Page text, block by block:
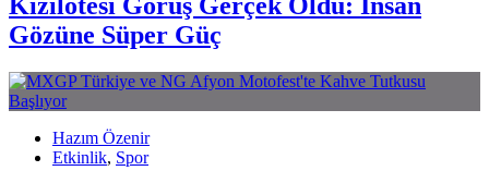
Gözüne Süper Güç
Hazım Özenir
Etkinlik, Spor